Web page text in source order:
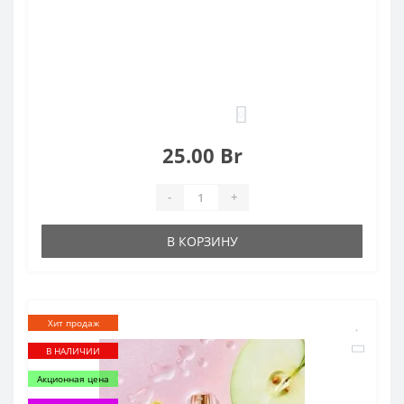
25.00 Br
- +
В КОРЗИНУ
Хит продаж
В НАЛИЧИИ
Акционная цена